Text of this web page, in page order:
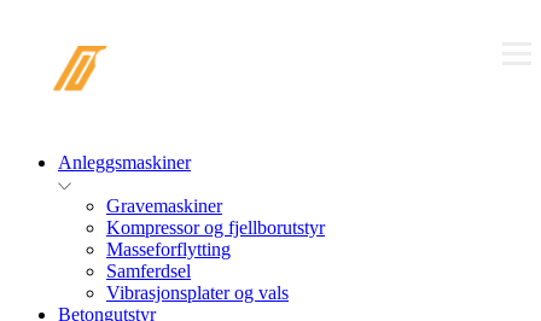
Anleggsmaskiner
Gravemaskiner
Kompressor og fjellborutstyr
Masseforflytting
Samferdsel
Vibrasjonsplater og vals
Betongutstyr